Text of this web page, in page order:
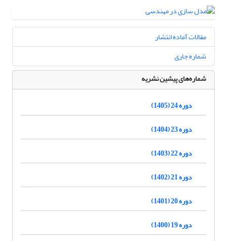
مقالات آماده انتشار
شماره جاری
شماره‌های پیشین نشریه
دوره 24 (1405)
دوره 23 (1404)
دوره 22 (1403)
دوره 21 (1402)
دوره 20 (1401)
دوره 19 (1400)